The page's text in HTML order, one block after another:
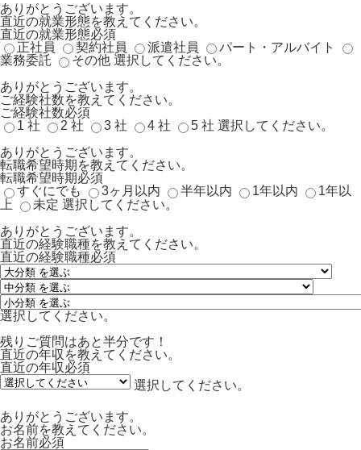
ありがとうございます。
直近の就業形態を教えてください。
直近の就業形態必須
正社員
契約社員 派遣社員
パート・アルバイト
業務委託
その他 選択してください。
ありがとうございます。
ご経験社数を教えてください。
ご経験社数必須
1 社
2 社 3 社 4 社 5 社 選択してください。
ありがとうございます。
転職希望時期を教えてください。
転職希望時期必須
すぐにでも
3ヶ月以内 半年以内 1年以内
1年以
上
未定 選択してください。
ありがとうございます。
直近の経験職種を教えてください。
直近の経験職種必須
選択してください。
残りご質問はあと半分です！
直近の年収を教えてください。
直近の年収必須
選択してください。
ありがとうございます。
お名前を教えてください。
お名前必須